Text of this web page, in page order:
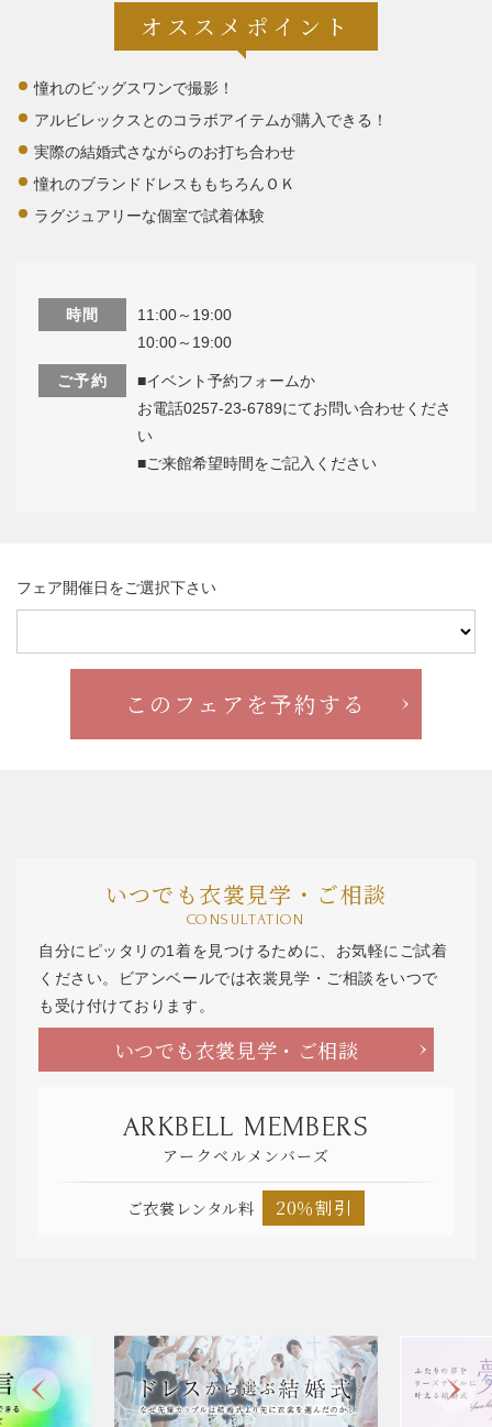
オススメポイント
憧れのビッグスワンで撮影！
アルビレックスとのコラボアイテムが購入できる！
実際の結婚式さながらのお打ち合わせ
憧れのブランドドレスももちろんＯＫ
ラグジュアリーな個室で試着体験
時間
11:00～19:00
10:00～19:00
ご予約
■イベント予約フォームか
お電話0257-23-6789にてお問い合わせくださ
い
■ご来館希望時間をご記入ください
フェア開催日をご選択下さい
いつでも衣裳見学・ご相談
CONSULTATION
自分にピッタリの1着を見つけるために、お気軽にご試着
ください。ビアンベールでは衣裳見学・ご相談をいつで
も受け付けております。
いつでも衣裳見学・ご相談
ARKBELL MEMBERS
アークベルメンバーズ
ご衣裳レンタル料 20％割引